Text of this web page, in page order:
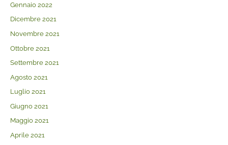
Gennaio 2022
Dicembre 2021
Novembre 2021
Ottobre 2021
Settembre 2021
Agosto 2021
Luglio 2021
Giugno 2021
Maggio 2021
Aprile 2021